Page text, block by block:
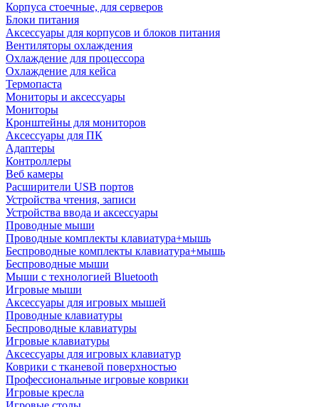
Корпуса стоечные, для серверов
Блоки питания
Аксессуары для корпусов и блоков питания
Вентиляторы охлаждения
Охлаждение для процессора
Охлаждение для кейса
Термопаста
Мониторы и аксессуары
Мониторы
Кронштейны для мониторов
Аксессуары для ПК
Адаптеры
Контроллеры
Веб камеры
Расширители USB портов
Устройства чтения, записи
Устройства ввода и аксессуары
Проводные мыши
Проводные комплекты клавиатура+мышь
Беспроводные комплекты клавиатура+мышь
Беспроводные мыши
Мыши с технологией Bluetooth
Игровые мыши
Аксессуары для игровых мышей
Проводные клавиатуры
Беспроводные клавиатуры
Игровые клавиатуры
Аксессуары для игровых клавиатур
Коврики с тканевой поверхностью
Профессиональные игровые коврики
Игровые кресла